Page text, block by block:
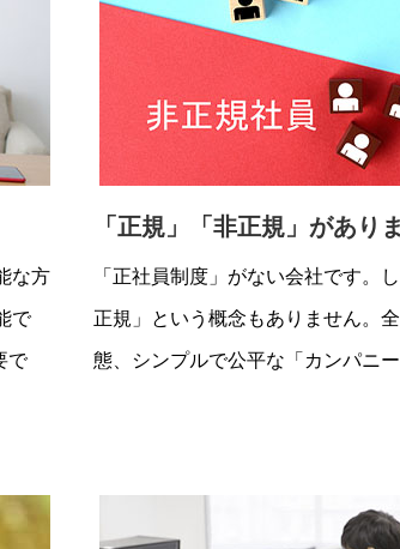
な方
で
で
「正規」「非正規」があり
「正社員制度」がない会社です。
正規」という概念もありません。
態、シンプルで公平な「カンパニー